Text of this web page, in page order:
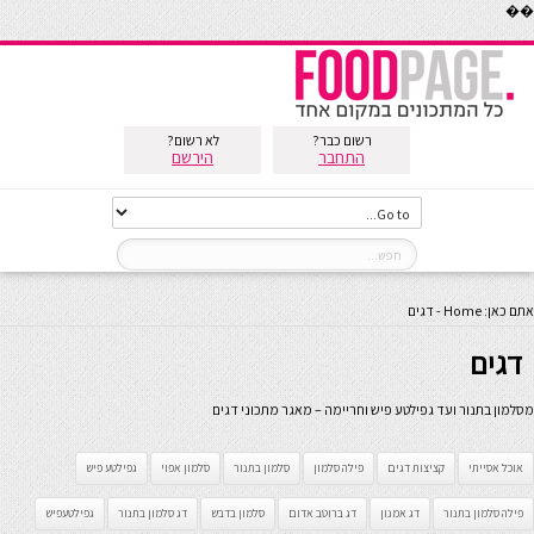
��
רשום כבר?
התחבר
לא רשום?
הירשם
אתם כאן: Home
-דגים
דגים
מסלמון בתנור ועד גפילטע פיש וחריימה – מאגר מתכוני דגים
אוכל אסייתי קציצות דגים פילה סלמון סלמון בתנור סלמון אפוי גפילטע פיש
פילה סלמון בתנור דג אמנון דג ברוטב אדום סלמון בדבש דג סלמון בתנור גפילטעפיש